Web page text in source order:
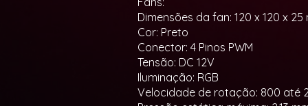
Dimensões da fan: 120 x 120 x 25
Cor: Preto
Conector: 4 Pinos PWM
Tensão: DC 12V
Iluminação: RGB
Velocidade de rotação: 800 até